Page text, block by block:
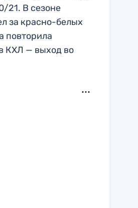
21. В сезоне
за красно-белых
повторила
КХЛ — выход во